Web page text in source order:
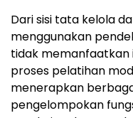
Dari sisi tata kelola
menggunakan
tidak memanfaatkan
proses pelatihan
menerapkan
pengelompokan